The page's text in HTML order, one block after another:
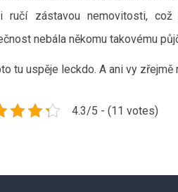
ručí zástavou nemovitosti,
nebála někomu takovému
tu uspěje leckdo. A ani vy zřejmě
4.3/5 - (11 votes)